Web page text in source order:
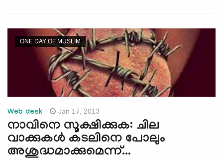
ONE DAY OF MUSLIM
Web desk Jan 17, 2013
നാവിനെ സൂക്ഷിക്കുക: ചില
വാക്കുകള്‍ കടലിനെ പോലും
അശുദ്ധമാക്കുമെന്ന്...